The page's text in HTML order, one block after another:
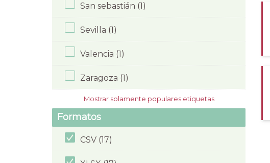
San sebastián (1)
Sevilla (1)
Valencia (1)
Zaragoza (1)
Mostrar solamente populares etiquetas
Formatos
CSV (17)